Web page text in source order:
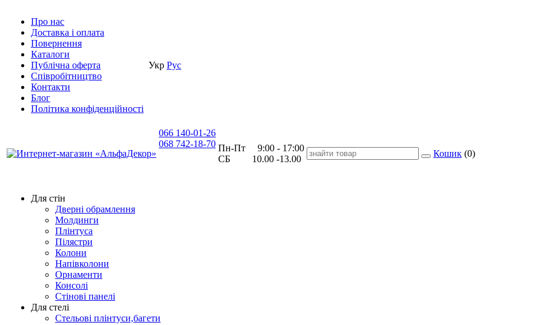
Про нас
Доставка i оплата
Повернення
Каталоги
Публічна оферта
Співробітництво
Контакти
Блог
Політика конфіденційності
Укр Рус
066 140-01-26
068 742-18-70 Пн-Пт 9:00 - 17:00
СБ 10.00 -13.00
Кошик (0)
Для стін
Дверні обрамлення
Молдинги
Плінтуса
Пілястри
Колони
Напівколони
Орнаменти
Консолі
Стінові панелі
Для стелі
Стельові плінтуси,багети